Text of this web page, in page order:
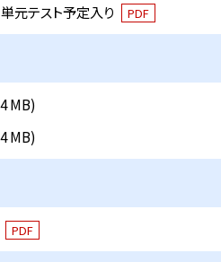
元テスト予定入り
PDF
MB)
MB)
PDF